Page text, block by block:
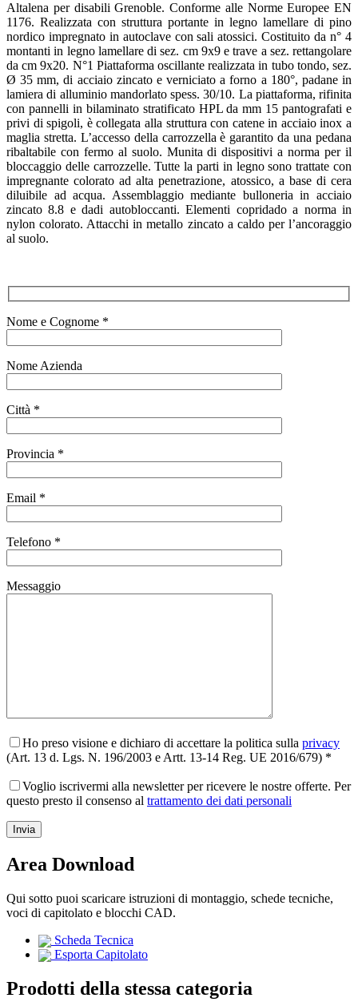
Altalena per disabili Grenoble. Conforme alle Norme Europee EN
1176. Realizzata con struttura portante in legno lamellare di pino
nordico impregnato in autoclave con sali atossici. Costituito da n° 4
montanti in legno lamellare di sez. cm 9x9 e trave a sez. rettangolare
da cm 9x20. N°1 Piattaforma oscillante realizzata in tubo tondo, sez.
Ø 35 mm, di acciaio zincato e verniciato a forno a 180°, padane in
lamiera di alluminio mandorlato spess. 30/10. La piattaforma, rifinita
con pannelli in bilaminato stratificato HPL da mm 15 pantografati e
privi di spigoli, è collegata alla struttura con catene in acciaio inox a
maglia stretta. L’accesso della carrozzella è garantito da una pedana
ribaltabile con fermo al suolo. Munita di dispositivi a norma per il
bloccaggio delle carrozzelle. Tutte la parti in legno sono trattate con
impregnante colorato ad alta penetrazione, atossico, a base di cera
diluibile ad acqua. Assemblaggio mediante bulloneria in acciaio
zincato 8.8 e dadi autobloccanti. Elementi copridado a norma in
nylon colorato. Attacchi in metallo zincato a caldo per l’ancoraggio
al suolo.
Nome e Cognome *
Nome Azienda
Città *
Provincia *
Email *
Telefono *
Messaggio
Ho preso visione e dichiaro di accettare la politica sulla privacy
(Art. 13 d. Lgs. N. 196/2003 e Artt. 13-14 Reg. UE 2016/679) *
Voglio iscrivermi alla newsletter per ricevere le nostre offerte. Per
questo presto il consenso al trattamento dei dati personali
Area Download
Qui sotto puoi scaricare istruzioni di montaggio, schede tecniche,
voci di capitolato e blocchi CAD.
Scheda Tecnica
Esporta Capitolato
Prodotti della stessa categoria